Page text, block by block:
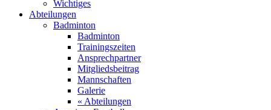
Wichtiges
Abteilungen
Badminton
Badminton
Trainingszeiten
Ansprechpartner
Mitgliedsbeitrag
Mannschaften
Galerie
« Abteilungen